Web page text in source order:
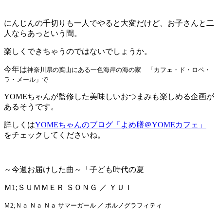
にんじんの千切りも一人でやると大変だけど、お子さんと二
人ならあっという間。
楽しくできちゃうのではないでしょうか。
今年は神奈川県の葉山にある一色海岸の海の家 「カフェ・ド・ロペ・
ラ・メール」で
YOMEちゃんが監修した美味しいおつまみも楽しめる企画が
あるそうです。
詳しくはYOMEちゃんのブログ「よめ膳＠YOMEカフェ」
をチェックしてくださいね。
～今週お届けした曲～「子ども時代の夏
Ｍ1;ＳＵＭＭＥＲ ＳＯＮＧ ／ ＹＵＩ
Ｍ2; Ｎａ Ｎａ Ｎａ サマーガール ／ ポルノグラフィティ